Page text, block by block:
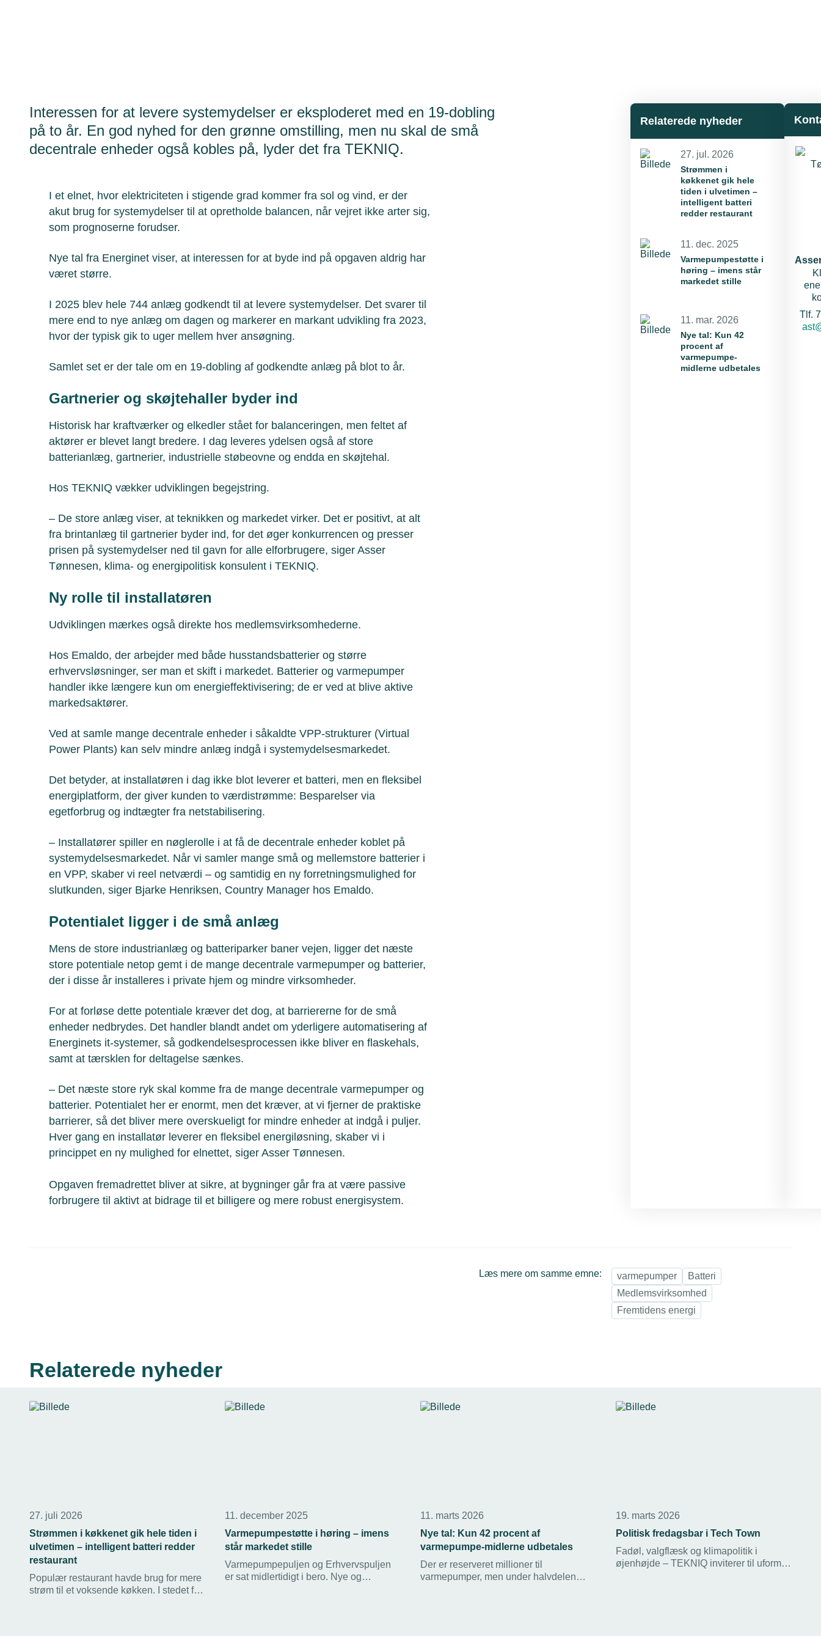
Interessen for at levere systemydelser er eksploderet med en 19-dobling
på to år. En god nyhed for den grønne omstilling, men nu skal de små
decentrale enheder også kobles på, lyder det fra TEKNIQ.
I et elnet, hvor elektriciteten i stigende grad kommer fra sol og vind, er der
akut brug for systemydelser til at opretholde balancen, når vejret ikke arter sig,
som prognoserne forudser.
Nye tal fra Energinet viser, at interessen for at byde ind på opgaven aldrig har
været større.
I 2025 blev hele 744 anlæg godkendt til at levere systemydelser. Det svarer til
mere end to nye anlæg om dagen og markerer en markant udvikling fra 2023,
hvor der typisk gik to uger mellem hver ansøgning.
Samlet set er der tale om en 19-dobling af godkendte anlæg på blot to år.
Gartnerier og skøjtehaller byder ind
Historisk har kraftværker og elkedler stået for balanceringen, men feltet af
aktører er blevet langt bredere. I dag leveres ydelsen også af store
batterianlæg, gartnerier, industrielle støbeovne og endda en skøjtehal.
Hos TEKNIQ vækker udviklingen begejstring.
– De store anlæg viser, at teknikken og markedet virker. Det er positivt, at alt
fra brintanlæg til gartnerier byder ind, for det øger konkurrencen og presser
prisen på systemydelser ned til gavn for alle elforbrugere, siger Asser
Tønnesen, klima- og energipolitisk konsulent i TEKNIQ.
Ny rolle til installatøren
Udviklingen mærkes også direkte hos medlemsvirksomhederne.
Hos Emaldo, der arbejder med både husstandsbatterier og større
erhvervsløsninger, ser man et skift i markedet. Batterier og varmepumper
handler ikke længere kun om energieffektivisering; de er ved at blive aktive
markedsaktører.
Ved at samle mange decentrale enheder i såkaldte VPP-strukturer (Virtual
Power Plants) kan selv mindre anlæg indgå i systemydelsesmarkedet.
Det betyder, at installatøren i dag ikke blot leverer et batteri, men en fleksibel
energiplatform, der giver kunden to værdistrømme: Besparelser via
egetforbrug og indtægter fra netstabilisering.
– Installatører spiller en nøglerolle i at få de decentrale enheder koblet på
systemydelsesmarkedet. Når vi samler mange små og mellemstore batterier i
en VPP, skaber vi reel netværdi – og samtidig en ny forretningsmulighed for
slutkunden, siger Bjarke Henriksen, Country Manager hos Emaldo.
Potentialet ligger i de små anlæg
Mens de store industrianlæg og batteriparker baner vejen, ligger det næste
store potentiale netop gemt i de mange decentrale varmepumper og batterier,
der i disse år installeres i private hjem og mindre virksomheder.
For at forløse dette potentiale kræver det dog, at barriererne for de små
enheder nedbrydes. Det handler blandt andet om yderligere automatisering af
Energinets it-systemer, så godkendelsesprocessen ikke bliver en flaskehals,
samt at tærsklen for deltagelse sænkes.
– Det næste store ryk skal komme fra de mange decentrale varmepumper og
batterier. Potentialet her er enormt, men det kræver, at vi fjerner de praktiske
barrierer, så det bliver mere overskueligt for mindre enheder at indgå i puljer.
Hver gang en installatør leverer en fleksibel energiløsning, skaber vi i
princippet en ny mulighed for elnettet, siger Asser Tønnesen.
Opgaven fremadrettet bliver at sikre, at bygninger går fra at være passive
forbrugere til aktivt at bidrage til et billigere og mere robust energisystem.
Relaterede nyheder
27. jul. 2026
Strømmen i
køkkenet gik hele
tiden i ulvetimen –
intelligent batteri
redder restaurant
11. dec. 2025
Varmepumpestøtte i
høring – imens står
markedet stille
11. mar. 2026
Nye tal: Kun 42
procent af
varmepumpe-
midlerne udbetales
Tlf.
E-
Læs mere om samme emne: varmepumper
Batteri
Medlemsvirksomhed
Fremtidens energi
Relaterede nyheder
27. juli 2026
Strømmen i køkkenet gik hele tiden i
ulvetimen – intelligent batteri redder
restaurant
Populær restaurant havde brug for mere
strøm til et voksende køkken. I stedet for
11. december 2025
Varmepumpestøtte i høring – imens
står markedet stille
Varmepumpepuljen og Erhvervspuljen
er sat midlertidigt i bero. Nye og
11. marts 2026
Nye tal: Kun 42 procent af
varmepumpe-midlerne udbetales
Der er reserveret millioner til
varmepumper, men under halvdelen
19. marts 2026
Politisk fredagsbar i Tech Town
Fadøl, valgflæsk og klimapolitik i
øjenhøjde – TEKNIQ inviterer til uformel